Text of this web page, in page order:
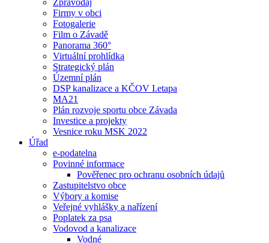
Zpravodaj
Firmy v obci
Fotogalerie
Film o Závadě
Panorama 360°
Virtuální prohlídka
Strategický plán
Územní plán
DSP kanalizace a KČOV I.etapa
MA21
Plán rozvoje sportu obce Závada
Investice a projekty
Vesnice roku MSK 2022
Úřad
e-podatelna
Povinné informace
Pověřenec pro ochranu osobních údajů
Zastupitelstvo obce
Výbory a komise
Veřejné vyhlášky a nařízení
Poplatek za psa
Vodovod a kanalizace
Vodné